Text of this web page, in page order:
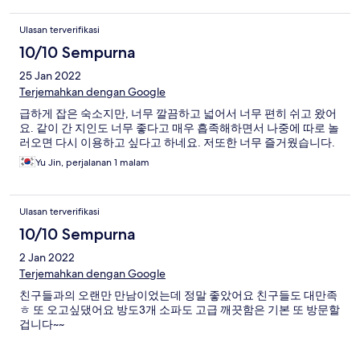
Ulasan terverifikasi
10/10 Sempurna
25 Jan 2022
Terjemahkan dengan Google
급하게 잡은 숙소지만, 너무 깔끔하고 넓어서 너무 편히 쉬고 왔어
요. 같이 간 지인도 너무 좋다고 매우 흡족해하면서 나중에 따로 놀
러오면 다시 이용하고 싶다고 하네요. 저또한 너무 즐거웠습니다.
Yu Jin, perjalanan 1 malam
Ulasan terverifikasi
10/10 Sempurna
2 Jan 2022
Terjemahkan dengan Google
친구들과의 오랜만 만남이었는데 정말 좋았어요 친구들도 대만족
ㅎ 또 오고싶댔어요 방도3개 소파도 고급 깨끗함은 기본 또 방문할
겁니다~~